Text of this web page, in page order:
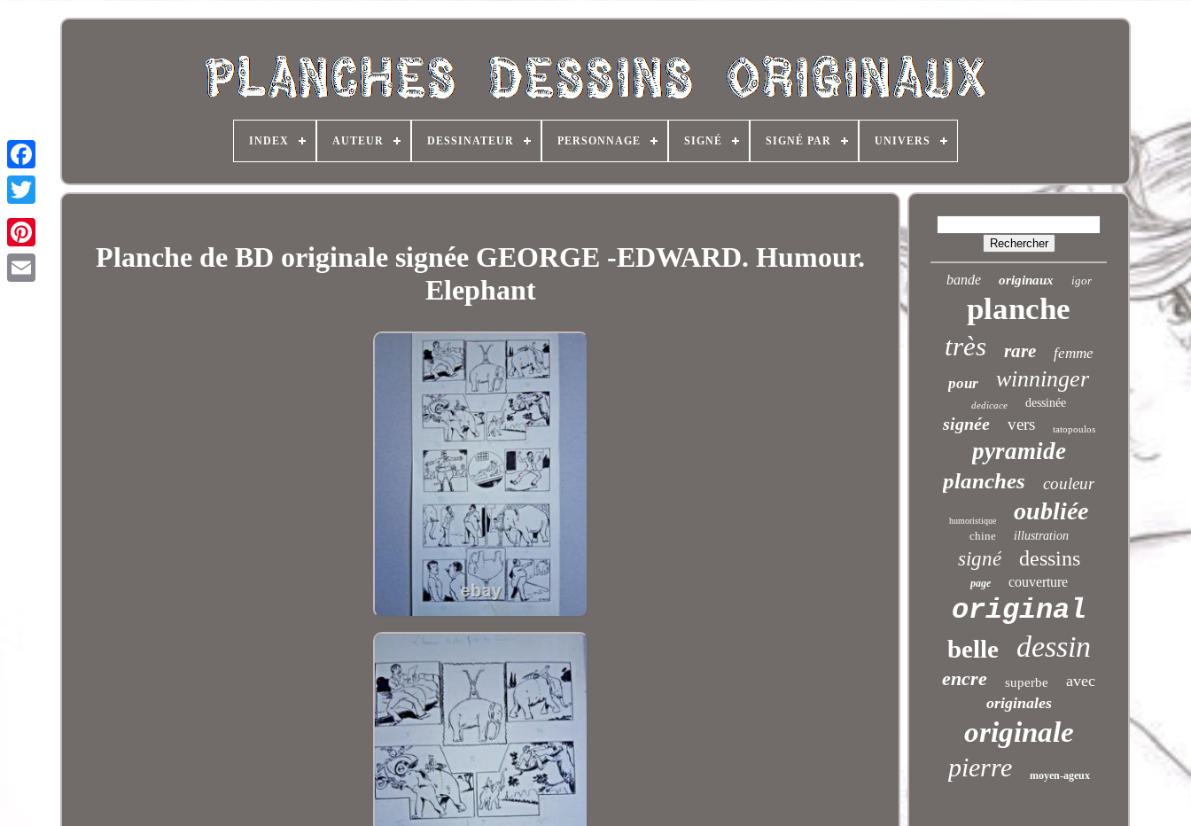
INDEX AUTEUR DESSINATEUR PERSONNAGE SIGNÉ SIGNÉ PAR UNIVERS
Planche de BD originale signée GEORGE -EDWARD. Humour.
Elephant
bande originaux igor
planche
très rare
femme
pour
winninger
dedicace dessinée
signée vers tatopoulos
pyramide
planches couleur
humoristique oubliée
chine illustration
signé dessins
page couverture
original
belle dessin
encre superbe
avec
originales
originale
pierre moyen-ageux